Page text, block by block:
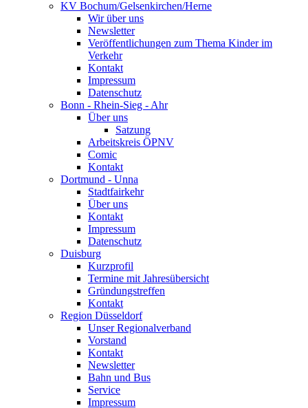
KV Bochum/Gelsenkirchen/Herne
Wir über uns
Newsletter
Veröffentlichungen zum Thema Kinder im
Verkehr
Kontakt
Impressum
Datenschutz
Bonn - Rhein-Sieg - Ahr
Über uns
Satzung
Arbeitskreis ÖPNV
Comic
Kontakt
Dortmund - Unna
Stadtfairkehr
Über uns
Kontakt
Impressum
Datenschutz
Duisburg
Kurzprofil
Termine mit Jahresübersicht
Gründungstreffen
Kontakt
Region Düsseldorf
Unser Regionalverband
Vorstand
Kontakt
Newsletter
Bahn und Bus
Service
Impressum